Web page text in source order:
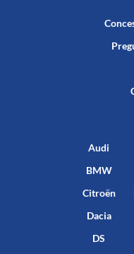
Audi
BMW
Citroën
Dacia
DS